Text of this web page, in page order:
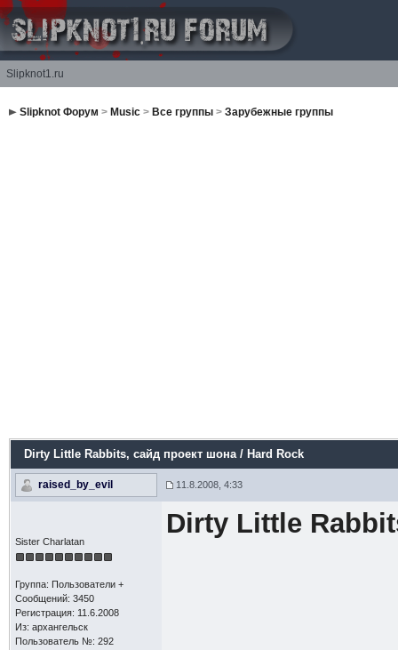
Slipknot1.ru
Slipknot Форум > Music> Все группы> Зарубежные группы
Dirty Little Rabbits, сайд проект шона / Hard Rock
raised_by_evil 11.8.2008, 4:33
Sister Charlatan
Группа: Пользователи +
Сообщений: 3450
Регистрация: 11.6.2008
Из: архангельск
Пользователь №: 292
Dirty Little